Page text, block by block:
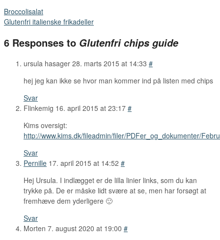
Broccolisalat
Glutenfri italienske frikadeller
6 Responses to Glutenfri chips guide
ursula hasager 28. marts 2015 at 14:33 #
hej jeg kan ikke se hvor man kommer ind på listen med chips
Svar
Flinkemig 16. april 2015 at 23:17 #
Kims oversigt:
http://www.kims.dk/fileadmin/filer/PDFer_og_dokumenter/
Svar
Pernille 17. april 2015 at 14:52 #
Hej Ursula. I indlægget er de lilla linier links, som du kan
trykke på. De er måske lidt svære at se, men har forsøgt at
fremhæve dem yderligere 🙂
Svar
Morten 7. august 2020 at 19:00 #